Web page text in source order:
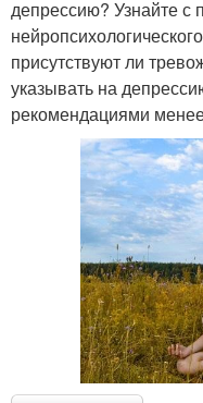
депрессию? Узнайте
присутствуют ли
указывать на
рекомендациями